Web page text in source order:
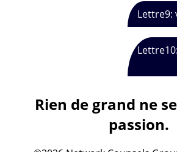
Lettre9:
Rien de grand ne
passion.